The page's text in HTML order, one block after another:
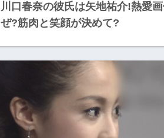
川口春奈の彼氏は矢地祐介!熱愛
ぜ?筋肉と笑顔が決めて?